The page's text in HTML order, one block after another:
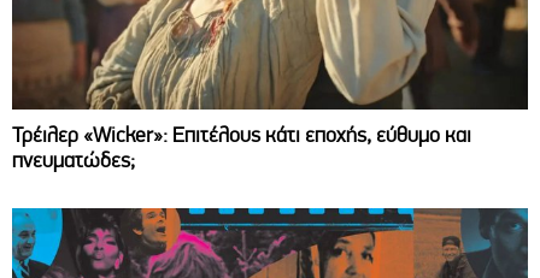
Τρέιλερ «Wicker»: Επιτέλους κάτι εποχής, εύθυμο και
πνευματώδες;